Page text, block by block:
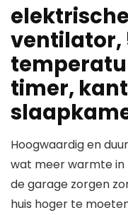
ventilator,
timer,
Hoogwaardig en
wat meer warmte in
de garage zorgen
huis hoger te